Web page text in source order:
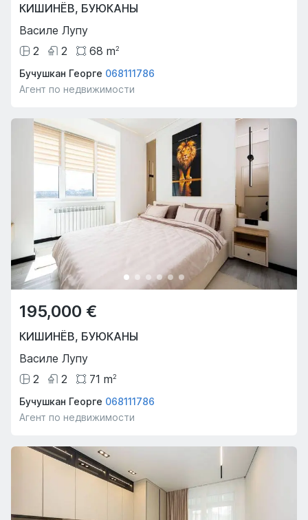
КИШИНЁВ, БУЮКАНЫ
Василе Лупу
2
2 68 m2
Бучушкан Георге 068111786
Агент по недвижимости
195,000 €
КИШИНЁВ, БУЮКАНЫ
Василе Лупу
2
2 71 m2
Бучушкан Георге 068111786
Агент по недвижимости